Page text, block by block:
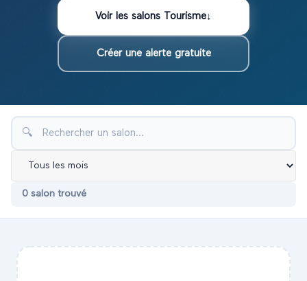
Voir les salons Tourisme↓
Créer une alerte gratuite
🔍
0 salon trouvé